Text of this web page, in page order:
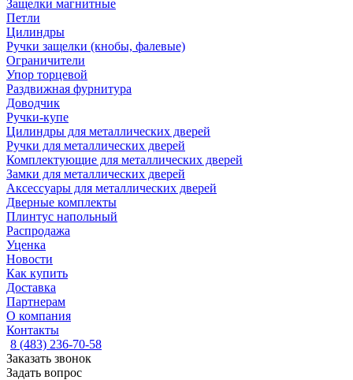
Защелки магнитные
Петли
Цилиндры
Ручки защелки (кнобы, фалевые)
Ограничители
Упор торцевой
Раздвижная фурнитура
Доводчик
Ручки-купе
Цилиндры для металлических дверей
Ручки для металлических дверей
Комплектующие для металлических дверей
Замки для металлических дверей
Аксессуары для металлических дверей
Дверные комплекты
Плинтус напольный
Распродажа
Уценка
Новости
Как купить
Доставка
Партнерам
О компания
Контакты
8 (483) 236-70-58
Заказать звонок
Задать вопрос